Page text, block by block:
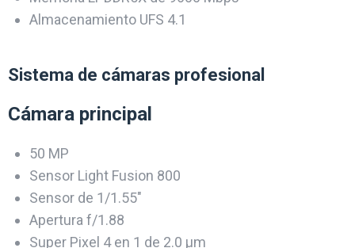
Almacenamiento UFS 4.1
Sistema de cámaras profesional
Cámara principal
50 MP
Sensor Light Fusion 800
Sensor de 1/1.55″
Apertura f/1.88
Super Pixel 4 en 1 de 2.0 μm